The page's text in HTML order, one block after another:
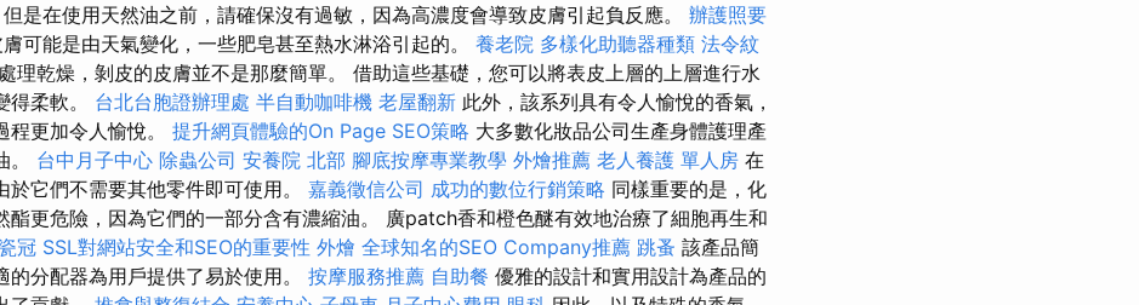
但是在使用天然油之前，請確保沒有過敏，因為高濃度會導致皮膚引起負反應。 辦護照要
膚可能是由天氣變化，一些肥皂甚至熱水淋浴引起的。 養老院 多樣化助聽器種類 法令紋
理乾燥，剝皮的皮膚並不是那麼簡單。 借助這些基礎，您可以將表皮上層的上層進行水
得柔軟。 台北台胞證辦理處 半自動咖啡機 老屋翻新 此外，該系列具有令人愉悅的香氣，
程更加令人愉悅。 提升網頁體驗的On Page SEO策略 大多數化妝品公司生產身體護理產
。 台中月子中心 除蟲公司 安養院 北部 腳底按摩專業教學 外燴推薦 老人養護 單人房 在
於它們不需要其他零件即可使用。 嘉義徵信公司 成功的數位行銷策略 同樣重要的是，化
酯更危險，因為它們的一部分含有濃縮油。 廣patch香和橙色醚有效地治療了細胞再生和
冠 SSL對網站安全和SEO的重要性 外燴 全球知名的SEO Company推薦 跳蚤 該產品簡
的分配器為用戶提供了易於使用。 按摩服務推薦 自助餐 優雅的設計和實用設計為產品的